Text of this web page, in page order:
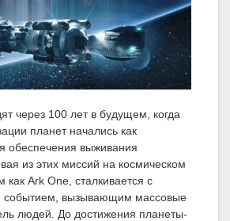
через 100 лет в будущем, когда
планет начались как
обеспечения выживания
из этих миссий на космическом
как Ark One, сталкивается с
событием, вызывающим массовые
людей. До достижения планеты-